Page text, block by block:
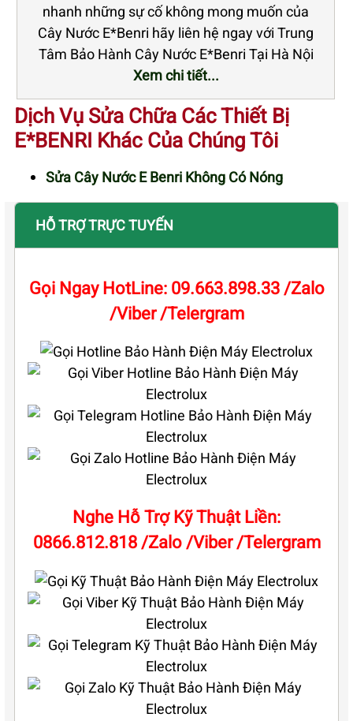
nhanh những sự cố không mong muốn của
Cây Nước E*Benri hãy liên hệ ngay với Trung
Tâm Bảo Hành Cây Nước E*Benri Tại Hà Nội
Xem chi tiết...
Dịch Vụ Sửa Chữa Các Thiết Bị
E*BENRI Khác Của Chúng Tôi
Sửa Cây Nước E Benri Không Có Nóng
HỖ TRỢ TRỰC TUYẾN
Gọi Ngay HotLine: 09.663.898.33 /Zalo
/Viber /Telergram
Nghe Hỗ Trợ Kỹ Thuật Liền:
0866.812.818 /Zalo /Viber /Telergram